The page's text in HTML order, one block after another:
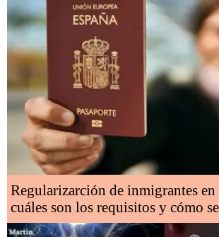
Regularizarción de inmigrantes en
cuáles son los requisitos y cómo